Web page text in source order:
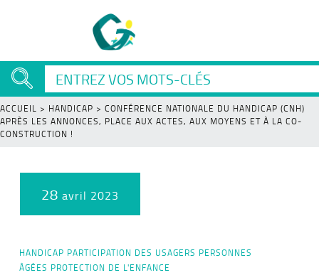
ACCUEIL > HANDICAP > CONFÉRENCE NATIONALE DU HANDICAP (CNH)
APRÈS LES ANNONCES, PLACE AUX ACTES, AUX MOYENS ET À LA CO-
CONSTRUCTION !
28 avril 2023
HANDICAP PARTICIPATION DES USAGERS PERSONNES
ÂGÉES PROTECTION DE L'ENFANCE